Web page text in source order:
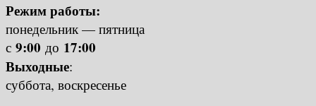
Режим работы:
понедельник — пятница
с 9:00 до 17:00
Выходные:
суббота, воскресенье